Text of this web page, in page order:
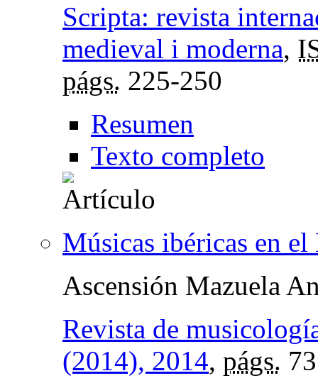
Scripta: revista
medieval i moderna,
págs. 225-250
Resumen
Texto completo
Músicas ibéricas en
Ascensión Mazuela
Revista de
(2014), 2014, págs.